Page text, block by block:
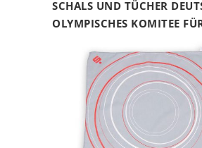
SCHALS UND TÜCHER
OLYMPISCHES KOMITEE